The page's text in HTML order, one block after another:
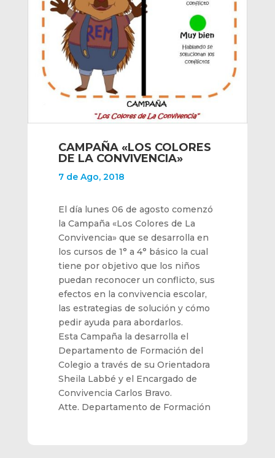
CAMPAÑA «LOS COLORES
DE LA CONVIVENCIA»
7 de Ago, 2018
El día lunes 06 de agosto comenzó
la Campaña «Los Colores de La
Convivencia» que se desarrolla en
los cursos de 1° a 4° básico la cual
tiene por objetivo que los niños
puedan reconocer un conflicto, sus
efectos en la convivencia escolar,
las estrategias de solución y cómo
pedir ayuda para abordarlos.
Esta Campaña la desarrolla el
Departamento de Formación del
Colegio a través de su Orientadora
Sheila Labbé y el Encargado de
Convivencia Carlos Bravo.
Atte. Departamento de Formación